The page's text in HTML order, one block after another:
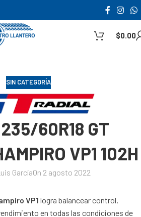
$0.00
SIN CATEGORÍA
60R18 GT
VP1 102H
GarcíaOn 2 agosto 2022
VP1 logra balancear control,
en todas las condiciones de